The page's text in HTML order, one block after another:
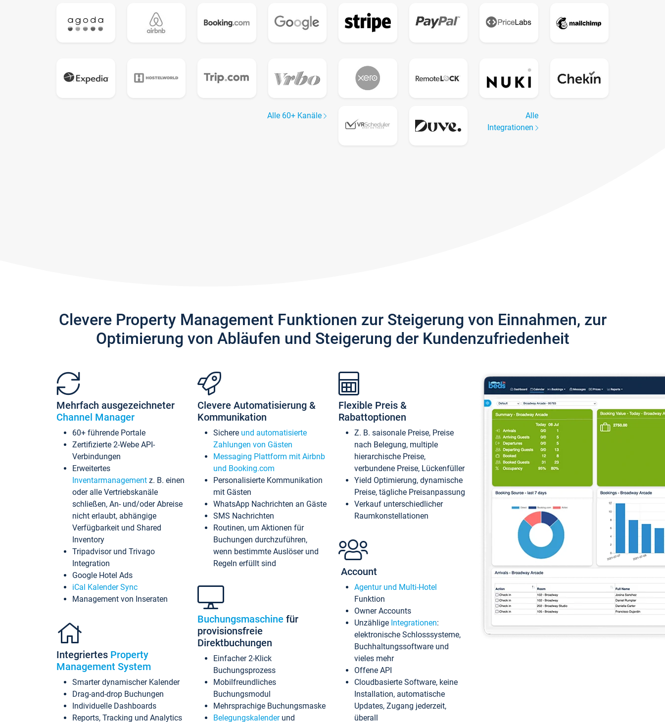
Alle 60+ Kanäle
Alle
Integrationen
Clevere Property Management Funktionen zur Steigerung von Einnahmen, zur
Optimierung von Abläufen und Steigerung der Kundenzufriedenheit
Mehrfach ausgezeichneter
Channel Manager
60+ führende Portale
Zertifizierte 2-Webe API-
Verbindungen
Erweitertes
Inventarmanagement z. B. einen
oder alle Vertriebskanäle
schließen, An- und/oder Abreise
nicht erlaubt, abhängige
Verfügbarkeit und Shared
Inventory
Tripadvisor und Trivago
Integration
Google Hotel Ads
iCal Kalender Sync
Management von Inseraten
Integriertes Property
Management System
Smarter dynamischer Kalender
Drag-and-drop Buchungen
Individuelle Dashboards
Reports, Tracking und Analytics
Clevere Automatisierung &
Kommunikation
Sichere und automatisierte
Zahlungen von Gästen
Messaging Plattform mit Airbnb
und Booking.com
Personalisierte Kommunikation
mit Gästen
WhatsApp Nachrichten an Gäste
SMS Nachrichten
Routinen, um Aktionen für
Buchungen durchzuführen,
wenn bestimmte Auslöser und
Regeln erfüllt sind
Buchungsmaschine für
provisionsfreie
Direktbuchungen
Einfacher 2-Klick
Buchungsprozess
Mobilfreundliches
Buchungsmodul
Mehrsprachige Buchungsmaske
Belegungskalenderund
Flexible Preis &
Rabattoptionen
Z. B. saisonale Preise, Preise
nach Belegung, multiple
hierarchische Preise,
verbundene Preise, Lückenfüller
Yield Optimierung, dynamische
Preise, tägliche Preisanpassung
Verkauf unterschiedlicher
Raumkonstellationen
Account
Agentur und Multi-Hotel
Funktion
Owner Accounts
Unzählige Integrationen:
elektronische Schlosssysteme,
Buchhaltungssoftware und
vieles mehr
Offene API
Cloudbasierte Software, keine
Installation, automatische
Updates, Zugang jederzeit,
überall